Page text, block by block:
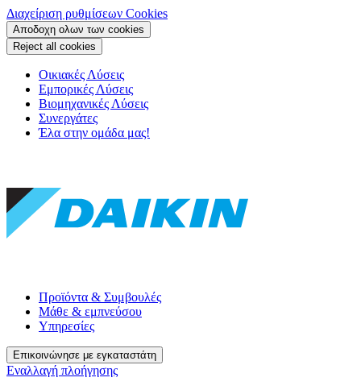
Διαχείριση ρυθμίσεων Cookies
Αποδοχη ολων των cookies
Reject all cookies
Οικιακές Λύσεις
Εμπορικές Λύσεις
Βιομηχανικές Λύσεις
Συνεργάτες
Έλα στην ομάδα μας!
Προϊόντα & Συμβουλές
Μάθε & εμπνεύσου
Υπηρεσίες
Επικοινώνησε με εγκαταστάτη
Εναλλαγή πλοήγησης